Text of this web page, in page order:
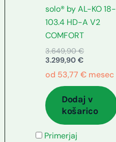
solo® by AL-KO 18-
103.4 HD-A V2
COMFORT
3.649,90€
3.299,90€
od 53,77€ mesec
Dodaj v
košarico
Primerjaj